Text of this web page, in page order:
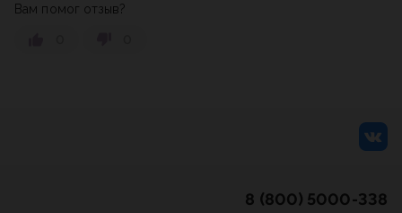
Вам помог отзыв?
8 (800) 5000-338